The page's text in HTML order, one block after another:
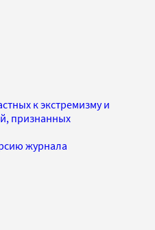
к экстремизму и
признанных
журнала